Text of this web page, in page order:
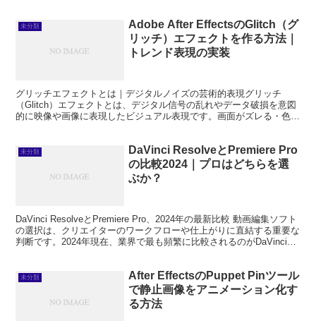
未分類
Adobe After EffectsのGlitch（グ
リッチ）エフェクトを作る方法｜
トレンド表現の実装
グリッチエフェクトとは｜デジタルノイズの芸術的表現グリッチ
（Glitch）エフェクトとは、デジタル信号の乱れやデータ破損を意図
的に映像や画像に表現したビジュアル表現です。画面がズレる・色が
未分類
DaVinci ResolveとPremiere Pro
の比較2024｜プロはどちらを選
ぶか？
DaVinci ResolveとPremiere Pro、2024年の最新比較 動画編集ソフト
の選択は、クリエイターのワークフローや仕上がりに直結する重要な
判断です。2024年現在、業界で最も頻繁に比較されるのがDaVinci
未分類
After EffectsのPuppet Pinツール
で静止画像をアニメーション化す
る方法